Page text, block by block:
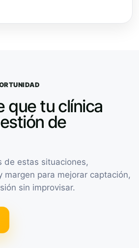
que tu clínica
de
de estas situaciones,
margen para mejorar captación,
sin improvisar.